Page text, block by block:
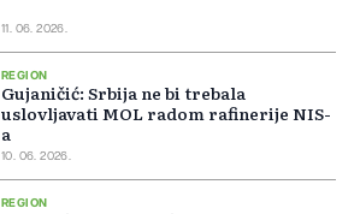
11. 06. 2026.
REGION
Gujaničić: Srbija ne bi trebala
uslovljavati MOL radom rafinerije NIS-
a
10. 06. 2026.
REGION